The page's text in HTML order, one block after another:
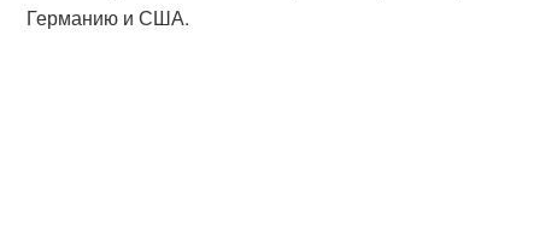
Германию и США.